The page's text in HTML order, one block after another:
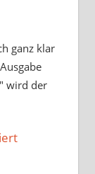
ganz klar
wird der